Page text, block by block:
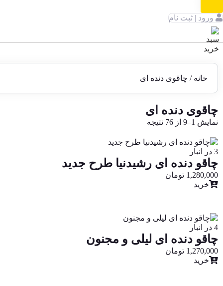
ورود | ثبت نام
خانه / چاقوی دنده ای
چاقوی دنده ای
نمایش 1–9 از 76 نتیجه
3 در انبار
چاقو دنده ای رشیدنیا طرح جدید
1,280,000 تومان
خرید
4 در انبار
چاقو دنده ای لیلی و مجنون
1,270,000 تومان
خرید